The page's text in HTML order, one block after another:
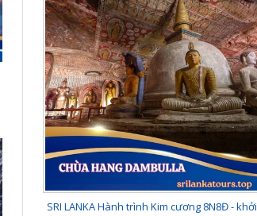
SRI LANKA Hành trình Kim cương 8N8Đ - khởi